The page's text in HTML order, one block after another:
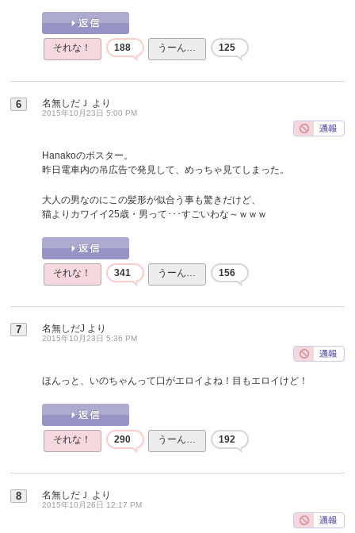
それな！ 188 うーん… 125
6 名無しだＪ より
2015年10月23日 5:00 PM
Hanakoのポスター。
昨日電車内の吊広告で発見して、めっちゃ見てしまった。
大人の男なのにこの髪形が似合う事も驚きだけど、
猫よりカワイイ25歳・男って･･･すごいわな～ｗｗｗ
それな！ 341 うーん… 156
7 名無しだJ より
2015年10月23日 5:36 PM
ほんっと、いのちゃんって口がエロイよね！目もエロイけど！
それな！ 290 うーん… 192
8 名無しだＪ より
2015年10月26日 12:17 PM